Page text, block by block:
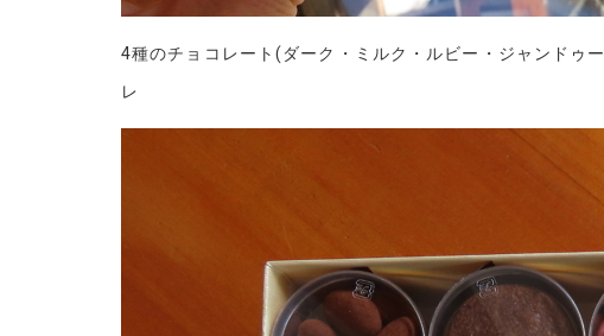
4種のチョコレート(ダーク・ミルク・ルビー・ジャンドゥ
レ